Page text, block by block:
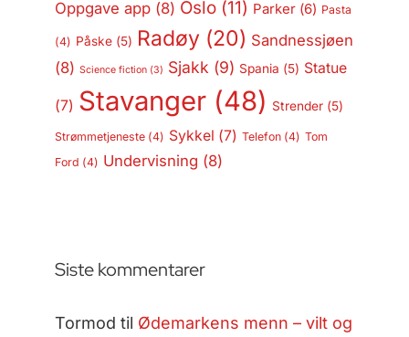
Oppgave app(8) Oslo(11) Parker(6) Pasta
(4) Påske(5) Radøy(20) Sandnessjøen
(8) Science fiction(3) Sjakk (9) Spania (5) Statue
(7) Stavanger(48) Strender(5)
Strømmetjeneste(4) Sykkel (7) Telefon(4) Tom
Ford (4) Undervisning (8)
Siste kommentarer
Tormod til Ødemarkens menn – vilt og